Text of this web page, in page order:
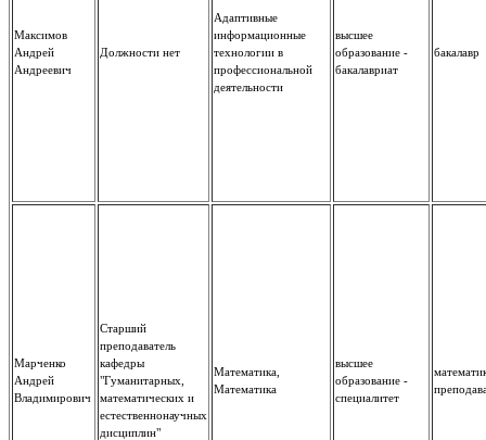
Максимов
Андрей
Андреевич
Должности нет
Адаптивные
информационные
технологии в
профессиональной
деятельности
высшее
образование -
бакалавриат
бакалавр
Марченко
Андрей
Владимирович
Старший
преподаватель
кафедры
"Гуманитарных,
математических и
естественнонаучных
дисциплин"
Математика,
Математика
высшее
образование -
специалитет